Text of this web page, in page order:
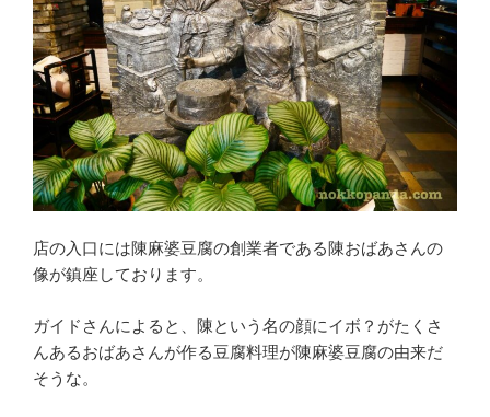
店の入口には陳麻婆豆腐の創業者である陳おばあさんの
像が鎮座しております。
ガイドさんによると、陳という名の顔にイボ？がたくさ
んあるおばあさんが作る豆腐料理が陳麻婆豆腐の由来だ
そうな。